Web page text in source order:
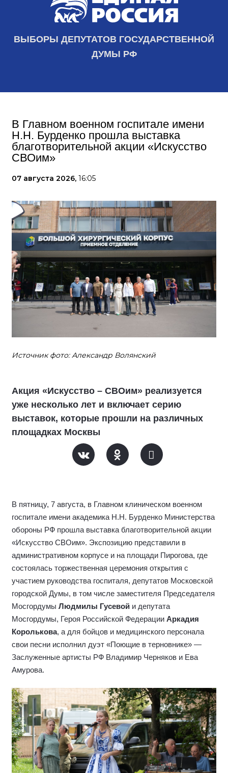
ВЫБОРЫ ДЕПУТАТОВ ГОСУДАРСТВЕННОЙ
ДУМЫ РФ
В Главном военном госпитале имени
Н.Н. Бурденко прошла выставка
благотворительной акции «Искусство
СВОим»
07 августа 2026, 16:05
Источник фото: Александр Волянский
Акция «Искусство – СВОим» реализуется
уже несколько лет и включает серию
выставок, которые прошли на различных
площадках Москвы
В пятницу, 7 августа, в Главном клиническом военном
госпитале имени академика Н.Н. Бурденко Министерства
обороны РФ прошла выставка благотворительной акции
«Искусство СВОим». Экспозицию представили в
административном корпусе и на площади Пирогова, где
состоялась торжественная церемония открытия с
участием руководства госпиталя, депутатов Московской
городской Думы, в том числе заместителя Председателя
Мосгордумы Людмилы Гусевой и депутата
Мосгордумы, Героя Российской Федерации Аркадия
Королькова, а для бойцов и медицинского персонала
свои песни исполнил дуэт «Поющие в терновнике» —
Заслуженные артисты РФ Владимир Черняков и Ева
Амурова.